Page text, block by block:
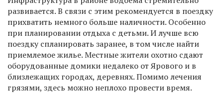
развивается. В связи с этим рекомендуется в поездку
прихватить немного больше наличности. Особенно
при планировании отдыха с детьми. И лучше всю
поездку спланировать заранее, в том числе найти
приемлемое жилье. Местные жители охотно сдают
оборудованные домики недалеко от Ярового и в
близлежащих городах, деревнях. Помимо лечения
грязями, здесь можно неплохо провести время.